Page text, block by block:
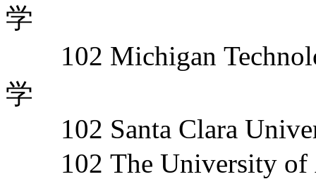
学
102 Michigan
学
102 Santa Clara
102 The University of